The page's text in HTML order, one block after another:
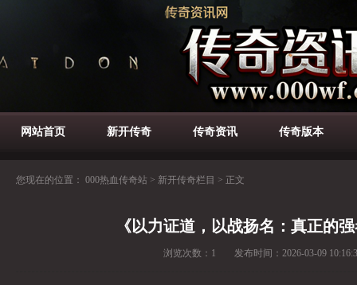
网站首页 新开传奇 传奇资讯 传奇版本
您现在的位置： 000热血传奇站 > 新开传奇栏目 > 正文
《以力证道，以战扬名：真正的
浏览次数： 1 发布时间： 2026-03-09